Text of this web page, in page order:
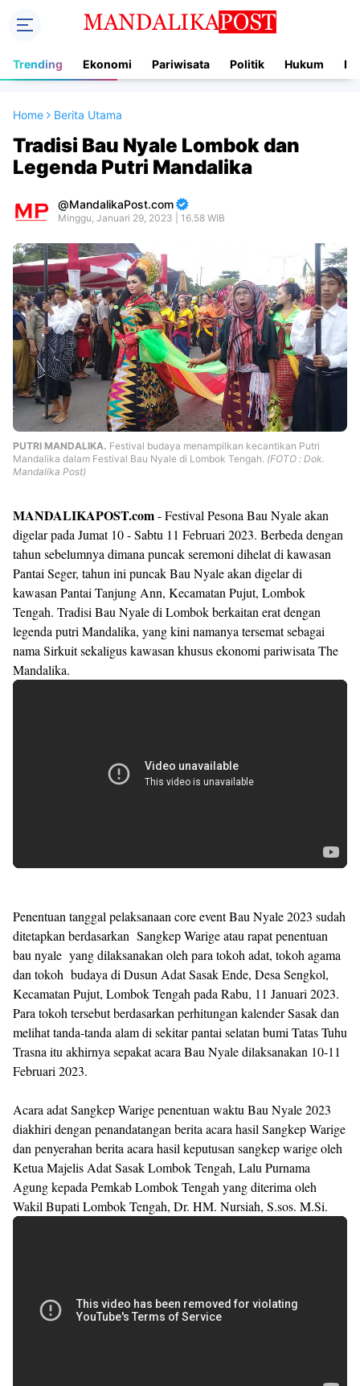
Trending Ekonomi Pariwisata Politik Hukum
Home Berita Utama
Tradisi Bau Nyale Lombok dan
Legenda Putri Mandalika
MandalikaPost.com
Minggu, Januari 29, 2023 | 16.58 WIB
PUTRI MANDALIKA. Festival budaya menampilkan kecantikan Putri
Mandalika dalam Festival Bau Nyale di Lombok Tengah. (FOTO : Dok.
Mandalika Post)
MANDALIKAPOST.com- Festival Pesona Bau Nyale akan
digelar pada Jumat 10 - Sabtu 11 Februari 2023. Berbeda dengan
tahun sebelumnya dimana puncak seremoni dihelat di kawasan
Pantai Seger, tahun ini puncak Bau Nyale akan digelar di
kawasan Pantai Tanjung Ann, Kecamatan Pujut, Lombok
Tengah. Tradisi Bau Nyale di Lombok berkaitan erat dengan
legenda putri Mandalika, yang kini namanya tersemat sebagai
nama Sirkuit sekaligus kawasan khusus ekonomi pariwisata The
Mandalika.
Penentuan tanggal pelaksanaan core event Bau Nyale 2023 sudah
ditetapkan berdasarkan Sangkep Warige atau rapat penentuan
bau nyale yang dilaksanakan oleh para tokoh adat, tokoh agama
dan tokoh budaya di Dusun Adat Sasak Ende, Desa Sengkol,
Kecamatan Pujut, Lombok Tengah pada Rabu, 11 Januari 2023.
Para tokoh tersebut berdasarkan perhitungan kalender Sasak dan
melihat tanda-tanda alam di sekitar pantai selatan bumi Tatas Tuhu
Trasna itu akhirnya sepakat acara Bau Nyale dilaksanakan 10-11
Februari 2023.
Acara adat Sangkep Warige penentuan waktu Bau Nyale 2023
diakhiri dengan penandatangan berita acara hasil Sangkep Warige
dan penyerahan berita acara hasil keputusan sangkep warige oleh
Ketua Majelis Adat Sasak Lombok Tengah, Lalu Purnama
Agung kepada Pemkab Lombok Tengah yang diterima oleh
Wakil Bupati Lombok Tengah, Dr. HM. Nursiah, S.sos. M.Si.